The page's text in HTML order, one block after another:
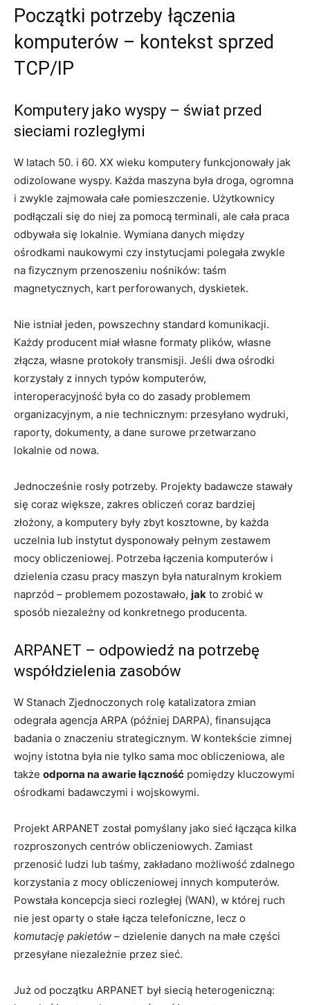
Początki potrzeby łączenia
komputerów – kontekst sprzed
TCP/IP
Komputery jako wyspy – świat przed
sieciami rozległymi
W latach 50. i 60. XX wieku komputery funkcjonowały jak
odizolowane wyspy. Każda maszyna była droga, ogromna
i zwykle zajmowała całe pomieszczenie. Użytkownicy
podłączali się do niej za pomocą terminali, ale cała praca
odbywała się lokalnie. Wymiana danych między
ośrodkami naukowymi czy instytucjami polegała zwykle
na fizycznym przenoszeniu nośników: taśm
magnetycznych, kart perforowanych, dyskietek.
Nie istniał jeden, powszechny standard komunikacji.
Każdy producent miał własne formaty plików, własne
złącza, własne protokoły transmisji. Jeśli dwa ośrodki
korzystały z innych typów komputerów,
interoperacyjność była co do zasady problemem
organizacyjnym, a nie technicznym: przesyłano wydruki,
raporty, dokumenty, a dane surowe przetwarzano
lokalnie od nowa.
Jednocześnie rosły potrzeby. Projekty badawcze stawały
się coraz większe, zakres obliczeń coraz bardziej
złożony, a komputery były zbyt kosztowne, by każda
uczelnia lub instytut dysponowały pełnym zestawem
mocy obliczeniowej. Potrzeba łączenia komputerów i
dzielenia czasu pracy maszyn była naturalnym krokiem
naprzód – problemem pozostawało, jak to zrobić w
sposób niezależny od konkretnego producenta.
ARPANET – odpowiedź na potrzebę
współdzielenia zasobów
W Stanach Zjednoczonych rolę katalizatora zmian
odegrała agencja ARPA (później DARPA), finansująca
badania o znaczeniu strategicznym. W kontekście zimnej
wojny istotna była nie tylko sama moc obliczeniowa, ale
także odporna na awarie łączność pomiędzy kluczowymi
ośrodkami badawczymi i wojskowymi.
Projekt ARPANET został pomyślany jako sieć łącząca kilka
rozproszonych centrów obliczeniowych. Zamiast
przenosić ludzi lub taśmy, zakładano możliwość zdalnego
korzystania z mocy obliczeniowej innych komputerów.
Powstała koncepcja sieci rozległej (WAN), w której ruch
nie jest oparty o stałe łącza telefoniczne, lecz o
komutację pakietów – dzielenie danych na małe części
przesyłane niezależnie przez sieć.
Już od początku ARPANET był siecią heterogeniczną: